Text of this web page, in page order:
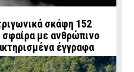
σκάφη 152
με ανθρώπινο
έγγραφα